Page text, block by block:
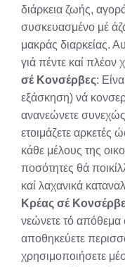
διάρκεια ζωής,
συσκευασμένο μέ
μακράς διαρκείας.
γιά πέντε καί πλέον
σέ Κονσέρβες:
εξάσκηση) νά
ανανεώνετε
ετοιμάζετε αρκετές
κάθε μέλους της
ποσότητες θά
καί λαχανικά
Κρέας σέ
νεώνετε τό απόθεμα
αποθηκεύετε
χρησιμοποιήσετε